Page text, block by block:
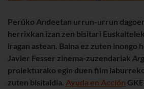
Perúko Andeetan urrun-urrun
herrixkan izan zen bisitari
iragan astean. Baina ez zuten inongo
Javier Fesser zinema-zuzendariak
proiekturako egin duen film
zuten bisitaldia. Ayuda en Acción